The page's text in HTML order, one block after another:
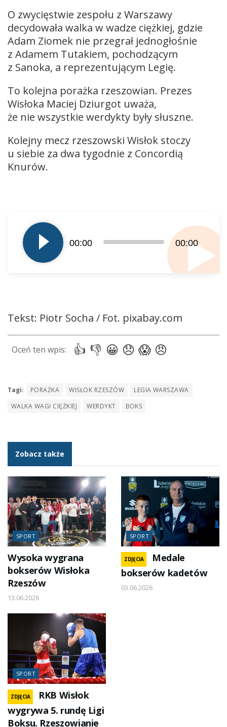
O zwycięstwie zespołu z Warszawy
decydowała walka w wadze ciężkiej, gdzie
Adam Ziomek nie przegrał jednogłośnie
z Adamem Tutakiem, pochodzącym
z Sanoka, a reprezentującym Legię.
To kolejna porażka rzeszowian. Prezes
Wisłoka Maciej Dziurgot uważa,
że nie wszystkie werdykty były słuszne.
Kolejny mecz rzeszowski Wisłok stoczy
u siebie za dwa tygodnie z Concordią
Knurów.
plików
dźwiękowych
00:00 00:00
Tekst: Piotr Socha / Fot. pixabay.com
Tagi: PORAŻKA WISŁOK RZESZÓW
LEGIA WARSZAWA
WALKA WAGI CIĘŻKIEJ
WERDYKT BOKS
Zobacz także
SPORT
Wysoka wygrana
bokserów Wisłoka
Rzeszów
13.06.2026
SPORT
ZDJĘCIA
Medale
bokserów kadetów
03.06.2026
SPORT
ZDJĘCIA
RKB Wisłok
wygrywa 5. rundę Ligi
Boksu. Rzeszowianie